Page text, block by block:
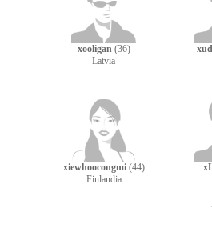
xooligan (36)
Latvia
xiewhoocongmi (44)
Finlandia